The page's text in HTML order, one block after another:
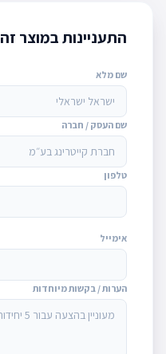
התעניינות במוצר זה
שם מלא
שם העסק / חברה
טלפון
אימייל
הערות / בקשות מיוחדות